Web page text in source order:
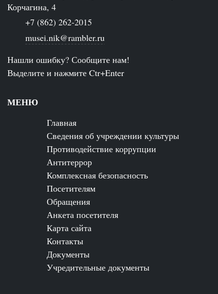
Корчагина, 4
+7 (862) 262-2015
musei.nik@rambler.ru
Нашли ошибку? Сообщите нам!
Выделите и нажмите Ctr+Enter
МЕНЮ
Главная
Сведения об учреждении культуры
Противодействие коррупции
Антитеррор
Комплексная безопасность
Посетителям
Обращения
Анкета посетителя
Карта сайта
Контакты
Документы
Учредительные документы